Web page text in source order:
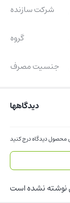
شرکت سازنده
گروه
جنسیت مصرف
دیدگاهها